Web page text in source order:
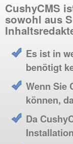
CushyCMS
sowohl aus
Es ist in
benötigt
Wenn Sie
können,
Da